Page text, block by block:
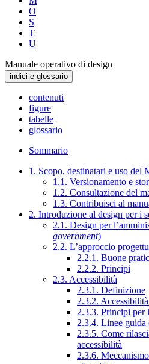
O
S
T
U
Manuale operativo di design
indici e glossario
contenuti
figure
tabelle
glossario
Sommario
1. Scopo, destinatari e uso del
1.1. Versionamento e
1.2. Consultazione del
1.3. Contribuisci al
2. Introduzione al design per i
2.1. Design per
government)
2.2. L’approccio
2.2.1. Buone
2.2.2. Principi
2.3. Accessibilità
2.3.1. Definizione
2.3.2.
2.3.3. Principi per
2.3.4. Linee guida
2.3.5. Come
accessibilità
2.3.6.